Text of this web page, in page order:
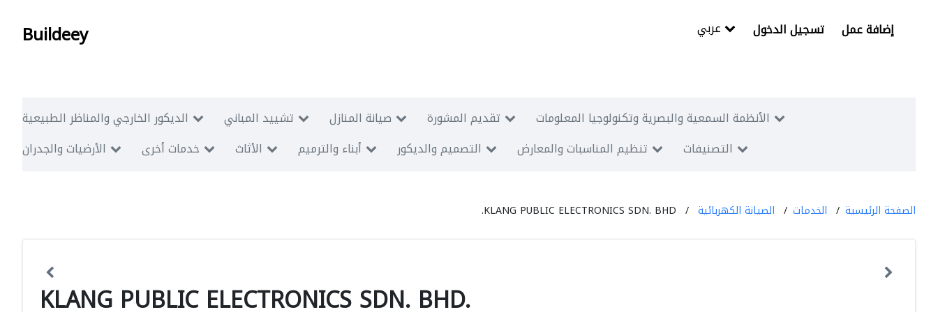
Buildeey تسجيل الدخول إضافة عمل
الديكور الخارجي والمناظر الطبيعية تشييد المباني صيانة المنازل تقديم المشورة
الأنظمة السمعية والبصرية وتكنولوجيا المعلومات
الأرضيات والجدران
خدمات أخرى الأثاث أبناء والترميم التصميم والديكور تنظيم المناسبات والمعارض التصنيفات
الصفحة الرئيسية الخدمات الصيانة الكهربائية KLANG PUBLIC ELECTRONICS SDN. BHD.
KLANG PUBLIC ELECTRONICS SDN. BHD.